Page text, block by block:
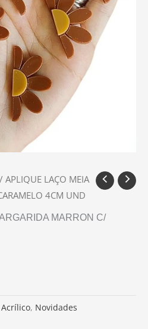
/ APLIQUE LAÇO MEIA
4CM UND
MARRON C/
Acrílico, Novidades